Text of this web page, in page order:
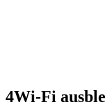
4Wi-Fi